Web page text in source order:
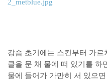
2_metblue.jpg
강습 초기에는 스킨부터 가
클을 문 채 물에 떠 있기를 하
물에 들어가 가만히 서 있으